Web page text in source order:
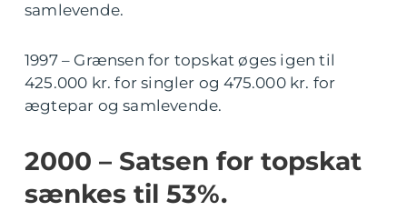
samlevende.
1997 – Grænsen for topskat øges igen til
425.000 kr. for singler og 475.000 kr. for
ægtepar og samlevende.
2000 – Satsen for topskat
sænkes til 53%.